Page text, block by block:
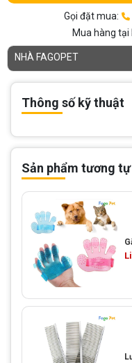
Gọi đặt mua:
Mua hàng tại
NHÀ FAGOPET
Thông số kỹ thuật
Sản phẩm tương tự